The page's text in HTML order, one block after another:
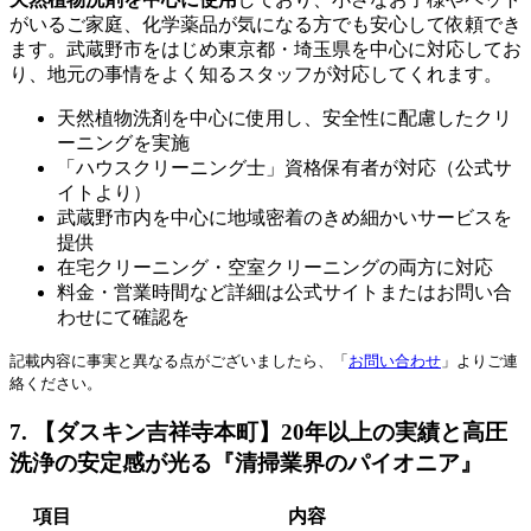
がいるご家庭、化学薬品が気になる方でも安心して依頼でき
ます。武蔵野市をはじめ東京都・埼玉県を中心に対応してお
り、地元の事情をよく知るスタッフが対応してくれます。
天然植物洗剤を中心に使用し、安全性に配慮したクリ
ーニングを実施
「ハウスクリーニング士」資格保有者が対応（公式サ
イトより）
武蔵野市内を中心に地域密着のきめ細かいサービスを
提供
在宅クリーニング・空室クリーニングの両方に対応
料金・営業時間など詳細は公式サイトまたはお問い合
わせにて確認を
記載内容に事実と異なる点がございましたら、「 お問い合わせ 」よりご連
絡ください。
7. 【ダスキン吉祥寺本町】20年以上の実績と高圧
洗浄の安定感が光る『清掃業界のパイオニア』
項目 内容